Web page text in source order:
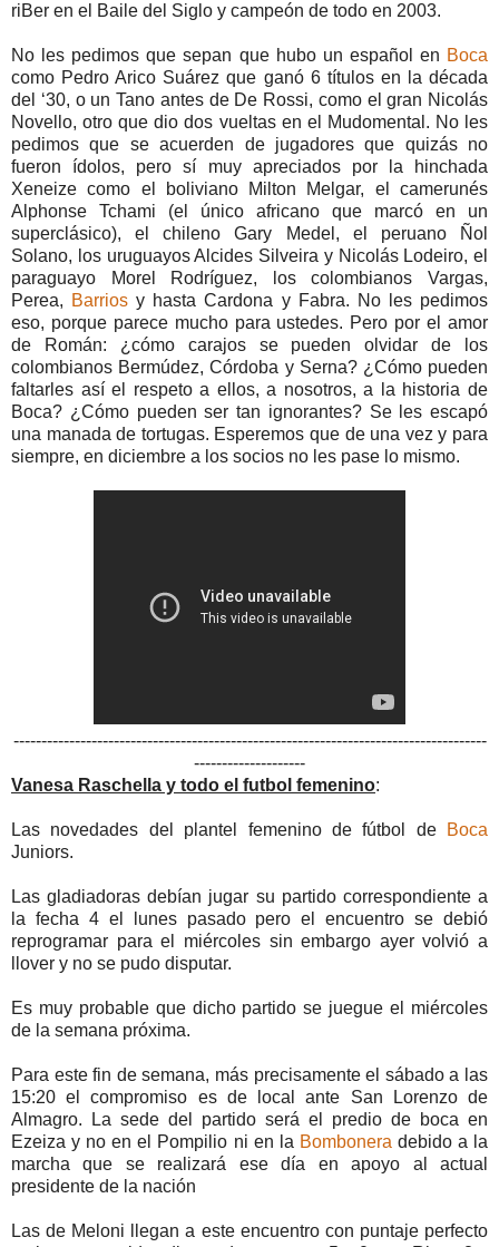
riBer en el Baile del Siglo y campeón de todo en 2003.
No les pedimos que sepan que hubo un español en Boca
como Pedro Arico Suárez que ganó 6 títulos en la década
del ‘30, o un Tano antes de De Rossi, como el gran Nicolás
Novello, otro que dio dos vueltas en el Mudomental. No les
pedimos que se acuerden de jugadores que quizás no
fueron ídolos, pero sí muy apreciados por la hinchada
Xeneize como el boliviano Milton Melgar, el camerunés
Alphonse Tchami (el único africano que marcó en un
superclásico), el chileno Gary Medel, el peruano Ñol
Solano, los uruguayos Alcides Silveira y Nicolás Lodeiro, el
paraguayo Morel Rodríguez, los colombianos Vargas,
Perea, Barrios y hasta Cardona y Fabra. No les pedimos
eso, porque parece mucho para ustedes. Pero por el amor
de Román: ¿cómo carajos se pueden olvidar de los
colombianos Bermúdez, Córdoba y Serna? ¿Cómo pueden
faltarles así el respeto a ellos, a nosotros, a la historia de
Boca? ¿Cómo pueden ser tan ignorantes? Se les escapó
una manada de tortugas. Esperemos que de una vez y para
siempre, en diciembre a los socios no les pase lo mismo.
-------------------------------------------------------------------------------------
--------------------
Vanesa Raschella y todo el futbol femenino:
Las novedades del plantel femenino de fútbol de
Boca
Juniors.
Las gladiadoras debían jugar su partido correspondiente a
la fecha 4 el lunes pasado pero el encuentro se debió
reprogramar para el miércoles sin embargo ayer volvió a
llover y no se pudo disputar.
Es muy probable que dicho partido se juegue el miércoles
de la semana próxima.
Para este fin de semana, más precisamente el sábado a las
15:20 el compromiso es de local ante San Lorenzo de
Almagro. La sede del partido será el predio de boca en
Ezeiza y no en el Pompilio ni en la Bombonera debido a la
marcha que se realizará ese día en apoyo al actual
presidente de la nación
Las de Meloni llegan a este encuentro con puntaje perfecto